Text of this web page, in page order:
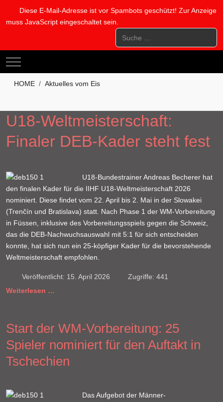
Diese E-Mail-Adresse ist vor Spambots geschützt! Zur Anzeige
muss JavaScript eingeschaltet sein.
Suchen
Mobile Menu Toggle
HOME Aktuelles vom Eis
U18-Weltmeisterschaft:
Finaler DEB-Kader steht fest
U18-Bundestrainer Andreas Becherer hat
den finalen Kader für die IIHF U18-Weltmeisterschaft 2026
nominiert. Diese findet vom 22. April bis 2. Mai in der Slowakei
(Trenčín und Bratislava) statt. Nach Phase 1 der WM-Vorbereitung
in Füssen, inklusive des Vorbereitungsspiels gegen die Schweiz,
das die DEB-Nachwuchsauswahl mit 5:1 für sich entscheiden
konnte, hat sich nun ein 25-köpfiger Kader für die bevorstehende
Weltmeisterschaft empfohlen.
Veröffentlicht: 15. April 2026
Zugriffe: 441
Weiterlesen …
Start der WM-Vorbereitung: 25
Spieler nominiert für den Auftakt in
Tschechien
Das Aufgebot der Männer-